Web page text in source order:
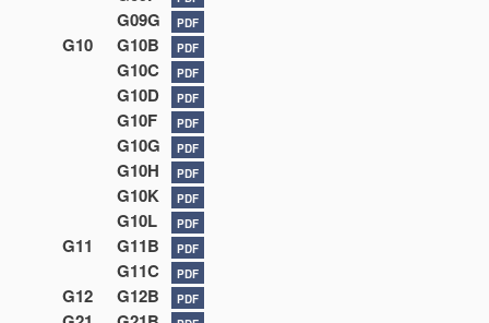
G09G PDF
G10 G10B PDF
G10C PDF
G10D PDF
G10F PDF
G10G PDF
G10H PDF
G10K PDF
G10L PDF
G11 G11B PDF
G11C PDF
G12 G12B PDF